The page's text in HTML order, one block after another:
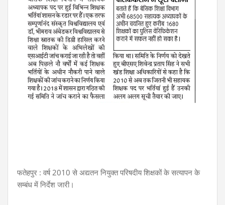
फतेहपुर : वर्ष 2010 से अद्यतन नियुक्त परिषदीय शिक्षकों के सत्यापन के
सम्बंध में निर्देश जारी।